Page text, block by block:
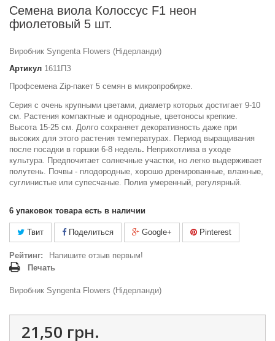
Семена виола Колоссус F1 неон
фиолетовый 5 шт.
Виробник Syngenta Flowers (Нідерланди)
Артикул 1611ПЗ
Профсемена Zip-пакет 5 семян в микропробирке.
Серия с очень крупными цветами, диаметр которых достигает 9-10
см. Растения компактные и однородные, цветоносы крепкие.
Высота 15-25 см. Долго сохраняет декоративность даже при
высоких для этого растения температурах. Период выращивания
после посадки в горшки 6-8 недель. Неприхотлива в уходе
культура. Предпочитает солнечные участки, но легко выдерживает
полутень. Почвы - плодородные, хорошо дренированные, влажные,
суглинистые или супесчаные. Полив умеренный, регулярный.
6 упаковок товара есть в наличии
Твит Поделиться Google+ Pinterest
Рейтинг:
Напишите отзыв первым!
Печать
Виробник Syngenta Flowers (Нідерланди)
21,50 грн.